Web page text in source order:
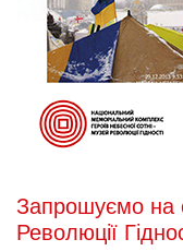
Запрошуємо на
Революції